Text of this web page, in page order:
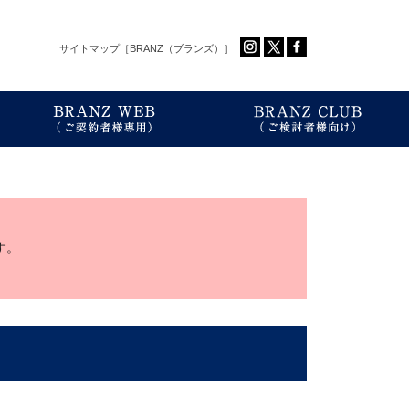
サイトマップ［BRANZ（ブランズ）］